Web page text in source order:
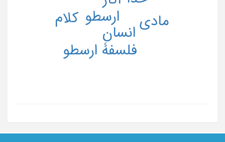
ارسطو
انسان
فلسفۀ ارسطو
مادی کلام